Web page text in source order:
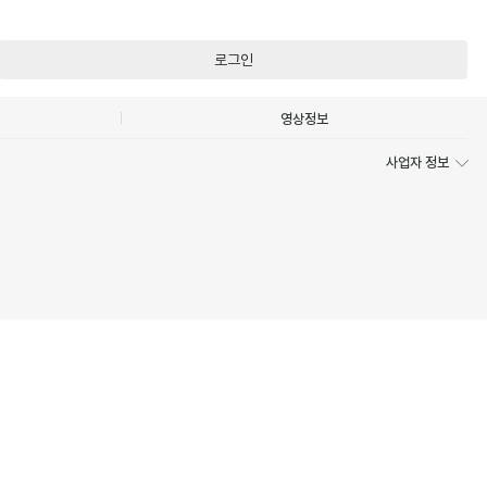
로그인
영상정보
사업자 정보